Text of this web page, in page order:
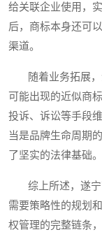
给关联企业使用，
后，商标本身还可
渠道。
随着业务拓展，
可能出现的近似商
投诉、诉讼等手段
当是品牌生命周期
了坚实的法律基础。
综上所述，遂宁
需要策略性的规划
权管理的完整链条